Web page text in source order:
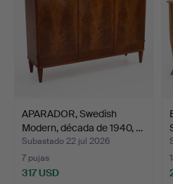
APARADOR, Swedish
Modern, década de 1940, …
Subastado 22 jul 2026
7 pujas
317 USD